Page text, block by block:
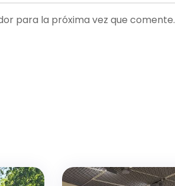
para la próxima vez que comente.